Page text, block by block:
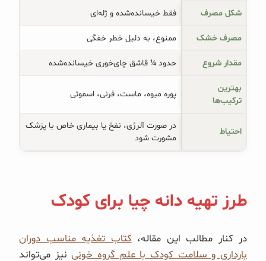
شکل مصرف فقط خیسانده‌شده و ژله‌ای
مصرف خشک ممنوع، به دلیل خطر خفگی
مقدار شروع حدود ¼ قاشق چای‌خوری خیسانده‌شده
بهترین
ترکیب‌ها
پوره میوه، ماست، فرنی، اسموتی
احتیاط
در صورت آلرژی، نفخ یا بیماری خاص با پزشک
مشورت شود
طرز تهیه دانه چیا برای کودک
در کنار مطالب این مقاله،کتاب تغذیه مناسب دوران
بارداری و سلامت کودک با علم گروه خونینیز می‌تواند